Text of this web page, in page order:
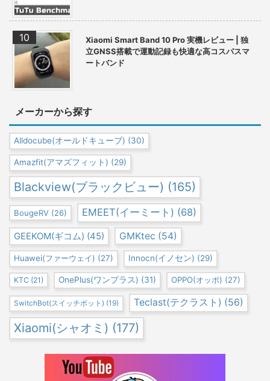
Xiaomi Smart Band 10 Pro 実機レビュー | 独
立GNSS搭載で運動記録も快適な高コスパスマ
ートバンド
メーカーから探す
Alldocube(オールドキューブ) (30)
Amazfit(アマズフィット) (29)
Blackview(ブラックビュー) (165)
BougeRV (26) EMEET(イーミート) (68)
GEEKOM(ギコム) (45) GMKtec (54)
Huawei(ファーウェイ) (27) Innocn(イノセン) (29)
KTC (21) OnePlus(ワンプラス) (31) OPPO(オッポ) (27)
SwitchBot(スイッチボット) (19) Teclast(テクラスト) (56)
Xiaomi(シャオミ) (177)